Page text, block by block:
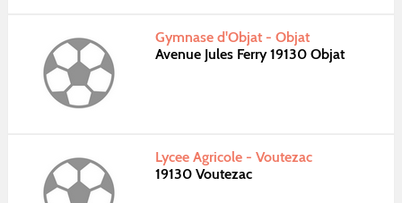
Gymnase d'Objat - Objat
Avenue Jules Ferry 19130 Objat
Lycee Agricole - Voutezac
19130 Voutezac